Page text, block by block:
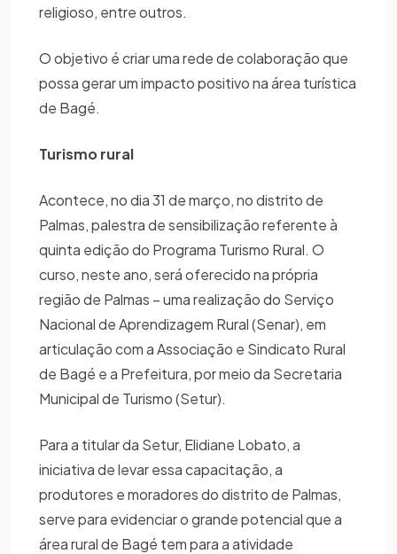
religioso, entre outros.
O objetivo é criar uma rede de colaboração que
possa gerar um impacto positivo na área turística
de Bagé.
Turismo rural
Acontece, no dia 31 de março, no distrito de
Palmas, palestra de sensibilização referente à
quinta edição do Programa Turismo Rural. O
curso, neste ano, será oferecido na própria
região de Palmas – uma realização do Serviço
Nacional de Aprendizagem Rural (Senar), em
articulação com a Associação e Sindicato Rural
de Bagé e a Prefeitura, por meio da Secretaria
Municipal de Turismo (Setur).
Para a titular da Setur, Elidiane Lobato, a
iniciativa de levar essa capacitação, a
produtores e moradores do distrito de Palmas,
serve para evidenciar o grande potencial que a
área rural de Bagé tem para a atividade